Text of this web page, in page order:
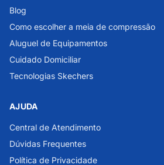
Blog
Como escolher a meia de compressão
Aluguel de Equipamentos
Cuidado Domiciliar
Tecnologias Skechers
AJUDA
Central de Atendimento
Dúvidas Frequentes
Política de Privacidade